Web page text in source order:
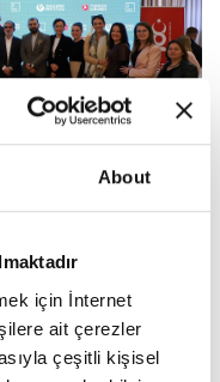
About
için İnternet
ait çerezler
çeşitli kişisel
müzik dinletisinin
katılımcıların
etkinliği aracılığıyla
aktarılarak kültürel